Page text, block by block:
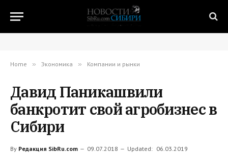
Home » Экономика » Компании и рынки
Давид Паникашвили
банкротит свой агробизнес в
Сибири
By Редакция SibRu.com 09.07.2018 Updated: 06.03.2019